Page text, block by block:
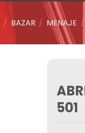
/ BAZAR / MENAJE /
501